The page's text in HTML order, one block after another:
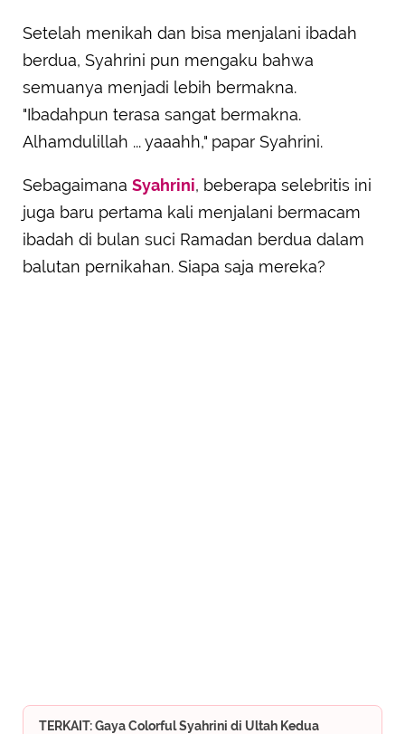
Setelah menikah dan bisa menjalani ibadah
berdua, Syahrini pun mengaku bahwa
semuanya menjadi lebih bermakna.
"Ibadahpun terasa sangat bermakna.
Alhamdulillah ... yaaahh," papar Syahrini.
Sebagaimana Syahrini, beberapa selebritis ini
juga baru pertama kali menjalani bermacam
ibadah di bulan suci Ramadan berdua dalam
balutan pernikahan. Siapa saja mereka?
TERKAIT: Gaya Colorful Syahrini di Ultah Kedua